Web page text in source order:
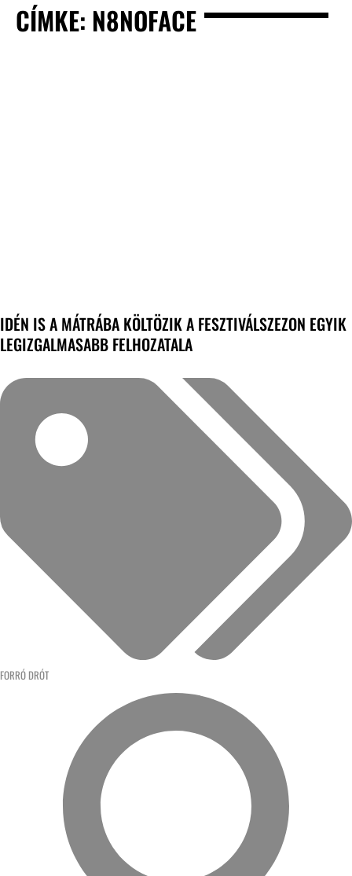
CÍMKE: N8NOFACE
IDÉN IS A MÁTRÁBA KÖLTÖZIK A FESZTIVÁLSZEZON EGYIK
LEGIZGALMASABB FELHOZATALA
FORRÓ DRÓT